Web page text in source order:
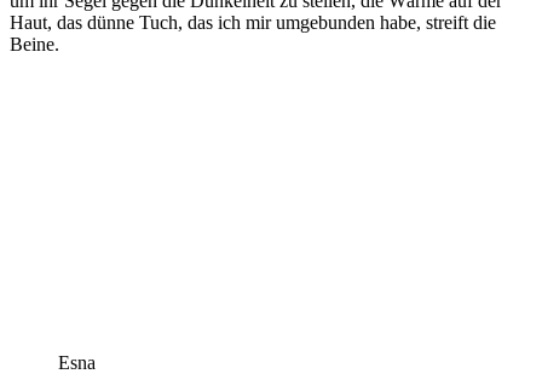
Haut, das dünne Tuch, das ich mir umgebunden habe, streift die
Beine.
Esna